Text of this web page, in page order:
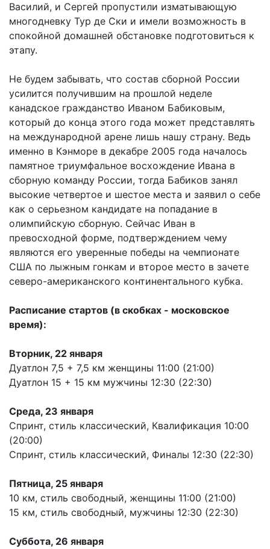
Василий, и Сергей пропустили изматывающую
многодневку Тур де Ски и имели возможность в
спокойной домашней обстановке подготовиться к
этапу.
Не будем забывать, что состав сборной России
усилится получившим на прошлой неделе
канадское гражданство Иваном Бабиковым,
который до конца этого года может представлять
на международной арене лишь нашу страну. Ведь
именно в Кэнморе в декабре 2005 года началось
памятное триумфальное восхождение Ивана в
сборную команду России, тогда Бабиков занял
высокие четвертое и шестое места и заявил о себе
как о серьезном кандидате на попадание в
олимпийскую сборную. Сейчас Иван в
превосходной форме, подтверждением чему
являются его уверенные победы на чемпионате
США по лыжным гонкам и второе место в зачете
северо-американского континентального кубка.
Расписание стартов (в скобках - московское
время):
Вторник, 22 января
Дуатлон 7,5 + 7,5 км женщины 11:00 (21:00)
Дуатлон 15 + 15 км мужчины 12:30 (22:30)
Среда, 23 января
Спринт, стиль классический, Квалификация 10:00
(20:00)
Спринт, стиль классический, Финалы 12:30 (22:30)
Пятница, 25 января
10 км, стиль свободный, женщины 11:00 (21:00)
15 км, стиль свободный, мужчины 12:30 (22:30)
Суббота, 26 января